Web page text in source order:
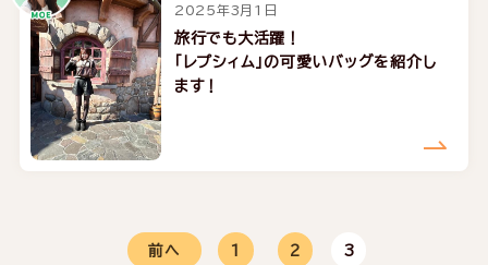
2025年3月1日
旅行でも大活躍！
「レプシィム」の可愛いバッグを紹介し
ます！
前へ 1 2 3